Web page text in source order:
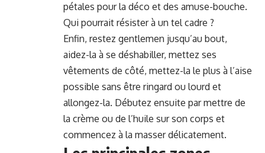
pétales pour la déco et des amuse-bouche.
Qui pourrait résister à un tel cadre ?
Enfin, restez gentlemen jusqu’au bout,
aidez-la à se déshabiller, mettez ses
vêtements de côté, mettez-la le plus à l’aise
possible sans être ringard ou lourd et
allongez-la. Débutez ensuite par mettre de
la crème ou de l’huile sur son corps et
commencez à la masser délicatement.